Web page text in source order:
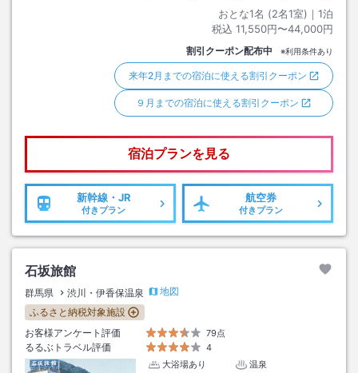
おとな1名 (2名1室)｜ 1泊
税込 11,550円〜44,000円
割引クーポン配布中 ※利用条件あり
来年2月までの宿泊に使える割引クーポン
９月までの宿泊に使える割引クーポン
宿泊プランを見る
新幹線・JR
付きプラン
航空券
付きプラン
石坂旅館
群馬県 渋川・伊香保温泉
地図
ふるさと納税対象施設
お客様アンケート評価
79点
るるぶトラベル評価
4
大浴場あり
温泉